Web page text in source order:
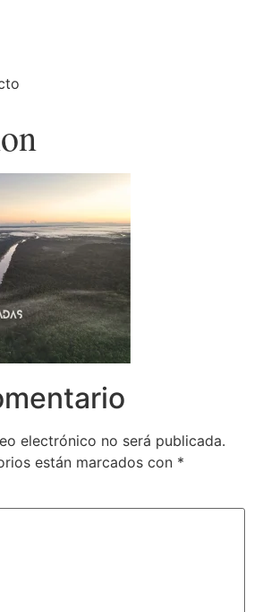
electrónico no será publicada.
están marcados con *